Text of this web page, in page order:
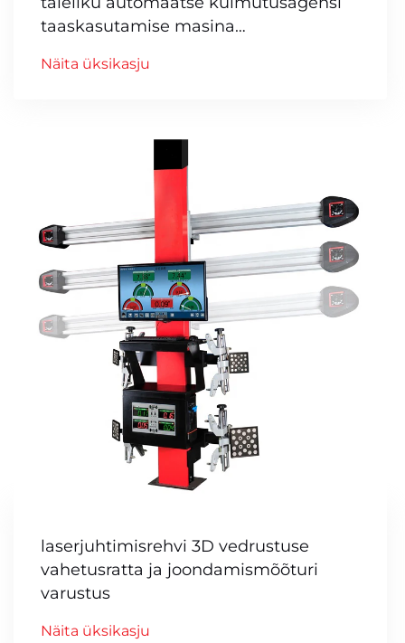
taaskasutamise masina
Näita üksikasju
laserjuhtimisrehvi 3D vedrustuse
vahetusratta ja joondamismõõturi
varustus
Näita üksikasju